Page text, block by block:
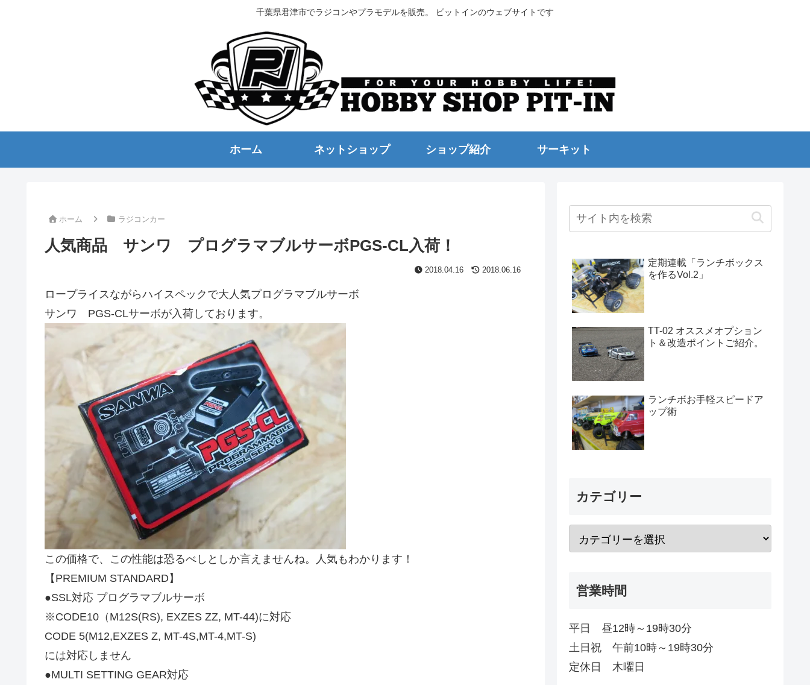
千葉県君津市でラジコンやプラモデルを販売。 ピットインのウェブサイトです
ホーム ネットショップ ショップ紹介 サーキット
ホーム ラジコンカー
人気商品 サンワ プログラマブルサーボPGS-CL入荷！
2018.04.16 2018.06.16
ロープライスながらハイスペックで大人気プログラマブルサーボ
サンワ PGS-CLサーボが入荷しております。
この価格で、この性能は恐るべしとしか言えませんね。人気もわかります！
【PREMIUM STANDARD】
●SSL対応 プログラマブルサーボ
※CODE10（M12S(RS), EXZES ZZ, MT-44)に対応
CODE 5(M12,EXZES Z, MT-4S,MT-4,MT-S)
には対応しません
●MULTI SETTING GEAR対応
定期連載「ランチボックス
を作るVol.2」
TT-02 オススメオプション
ト＆改造ポイントご紹介。
ランチボお手軽スピードア
ップ術
カテゴリー
営業時間
平日 昼12時～19時30分
土日祝 午前10時～19時30分
定休日 木曜日